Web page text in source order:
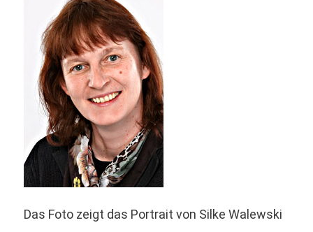
Das Foto zeigt das Portrait von Silke Walewski